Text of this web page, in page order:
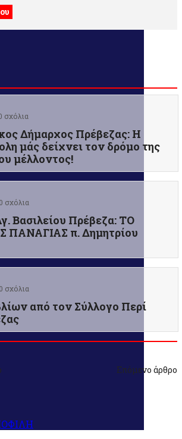
σχόλια
Δήμαρχος Πρέβεζας: Η
μάς δείχνει τον δρόμο της
μέλλοντος!
0 σχόλια
Βασιλείου Πρέβεζα: ΤΟ
π. Δημητρίου
0 σχόλια
από τον Σύλλογο Περί
Επόμενο άρθρο